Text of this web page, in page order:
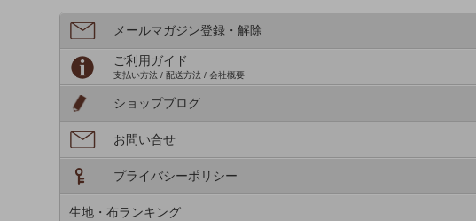
メールマガジン登録・解除
ご利用ガイド
支払い方法 / 配送方法 / 会社概要
ショップブログ
お問い合せ
プライバシーポリシー
生地・布ランキング